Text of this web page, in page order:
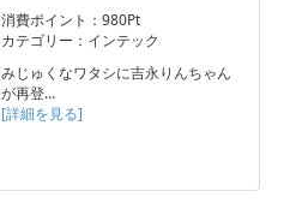
消費ポイント：980Pt
カテゴリー：インテック
みじゅくなワタシに吉永りんちゃん
が再登…
[詳細を見る]